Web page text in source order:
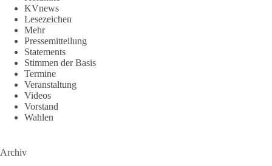
KVnews
Lesezeichen
Mehr
Pressemitteilung
Statements
Stimmen der Basis
Termine
Veranstaltung
Videos
Vorstand
Wahlen
Archiv